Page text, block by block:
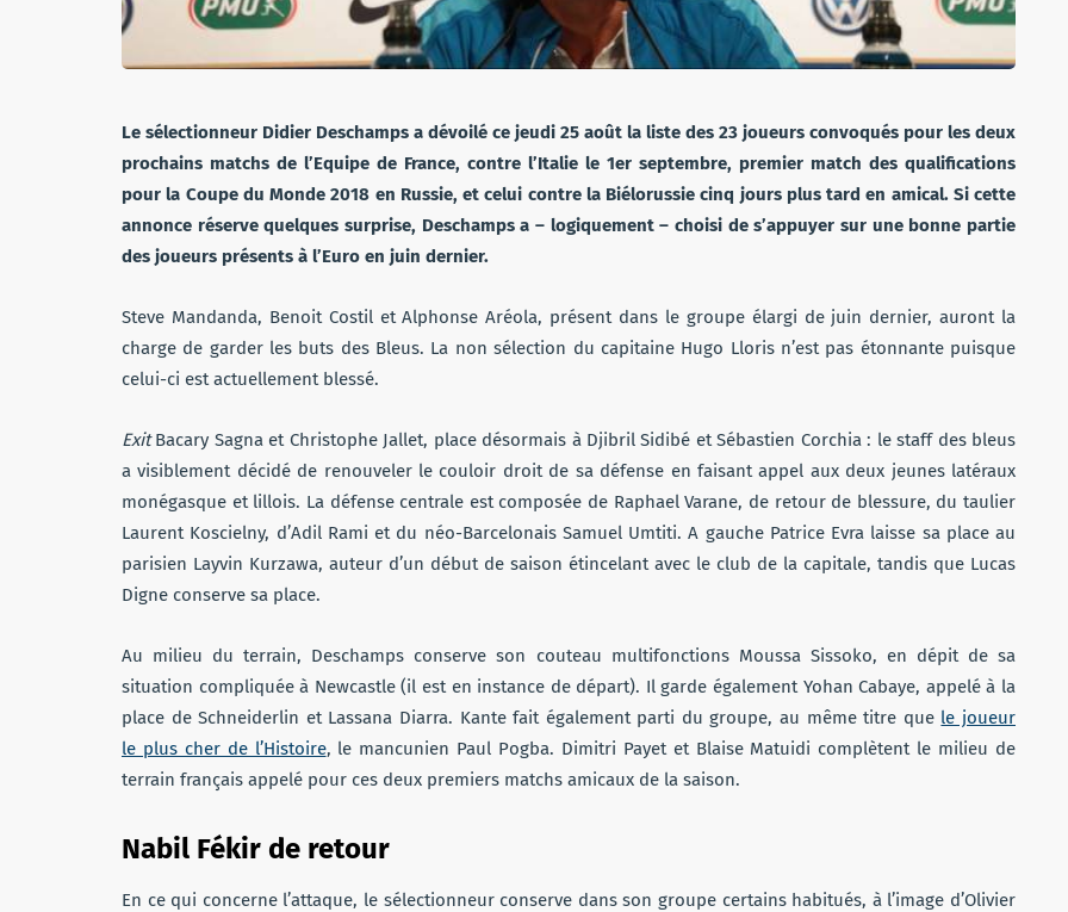
Le sélectionneur Didier Deschamps a dévoilé ce jeudi 25 août la liste des 23 joueurs convoqués pour les deux
prochains matchs de l’Equipe de France, contre l’Italie le 1er septembre, premier match des qualifications
pour la Coupe du Monde 2018 en Russie, et celui contre la Biélorussie cinq jours plus tard en amical. Si cette
annonce réserve quelques surprise, Deschamps a – logiquement – choisi de s’appuyer sur une bonne partie
des joueurs présents à l’Euro en juin dernier.
Steve Mandanda, Benoit Costil et Alphonse Aréola, présent dans le groupe élargi de juin dernier, auront la
charge de garder les buts des Bleus. La non sélection du capitaine Hugo Lloris n’est pas étonnante puisque
celui-ci est actuellement blessé.
ExitBacary Sagna et Christophe Jallet, place désormais à Djibril Sidibé et Sébastien Corchia : le staff des bleus
a visiblement décidé de renouveler le couloir droit de sa défense en faisant appel aux deux jeunes latéraux
monégasque et lillois. La défense centrale est composée de Raphael Varane, de retour de blessure, du taulier
Laurent Koscielny, d’Adil Rami et du néo-Barcelonais Samuel Umtiti. A gauche Patrice Evra laisse sa place au
parisien Layvin Kurzawa, auteur d’un début de saison étincelant avec le club de la capitale, tandis que Lucas
Digne conserve sa place.
Au milieu du terrain, Deschamps conserve son couteau multifonctions Moussa Sissoko, en dépit de sa
situation compliquée à Newcastle (il est en instance de départ). Il garde également Yohan Cabaye, appelé à la
place de Schneiderlin et Lassana Diarra. Kante fait également parti du groupe, au même titre que le joueur
le plus cher de l’Histoire, le mancunien Paul Pogba. Dimitri Payet et Blaise Matuidi complètent le milieu de
terrain français appelé pour ces deux premiers matchs amicaux de la saison.
Nabil Fékir de retour
En ce qui concerne l’attaque, le sélectionneur conserve dans son groupe certains habitués, à l’image d’Olivier